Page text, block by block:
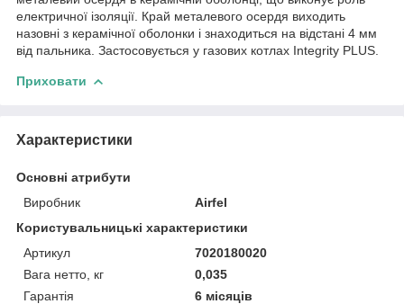
електричної ізоляції. Край металевого осердя виходить
назовні з керамічної оболонки і знаходиться на відстані 4 мм
від пальника. Застосовується у газових котлах Integrity PLUS.
Приховати
Характеристики
Основні атрибути
Виробник
Airfel
Користувальницькі характеристики
Артикул
7020180020
Вага нетто, кг
0,035
Гарантія
6 місяців